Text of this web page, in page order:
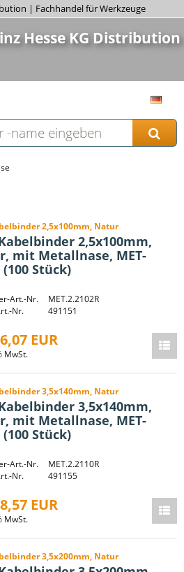
| Fachhandel für Werkzeuge
Hesse KG Distribution
2,5x100mm, Natur
2,5x100mm,
mit Metallnase, MET-
Stück)
Art.-Nr.
MET.2.2102R
Nr.
491151
EUR
MwSt.
3,5x140mm, Natur
3,5x140mm,
mit Metallnase, MET-
Stück)
Art.-Nr.
MET.2.2110R
Nr.
491155
EUR
MwSt.
3,5x200mm, Natur